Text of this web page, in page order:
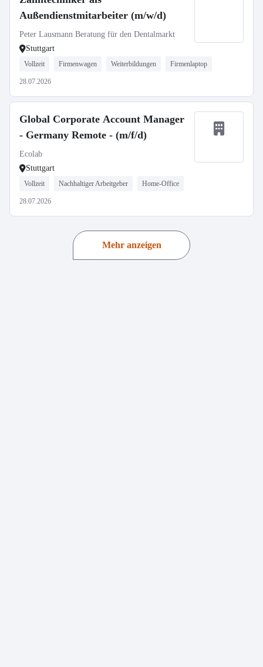
Außendienstmitarbeiter (m/w/d)
Peter Lausmann Beratung für den Dentalmarkt
Stuttgart
Vollzeit Firmenwagen Weiterbildungen Firmenlaptop
28.07.2026
Global Corporate Account Manager
- Germany Remote - (m/f/d)
Ecolab
Stuttgart
Vollzeit Nachhaltiger Arbeitgeber Home-Office
28.07.2026
Mehr anzeigen